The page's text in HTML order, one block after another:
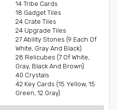
14 Tribe Cards
18 Gadget Tiles
24 Crate Tiles
24 Upgrade Tiles
27 Ability Stones (9 Each Of
White, Gray And Black)
28 Relicubes (7 Of White,
Gray, Black And Brown)
40 Crystals
42 Key Cards (15 Yellow, 15
Green, 12 Gray)